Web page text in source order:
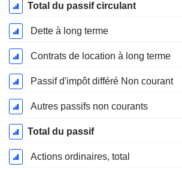
Total du passif circulant
Dette à long terme
Contrats de location à long terme
Passif d'impôt différé Non courant
Autres passifs non courants
Total du passif
Actions ordinaires, total